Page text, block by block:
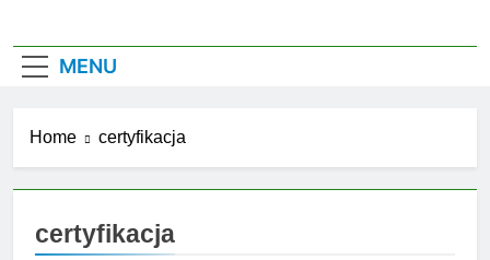
MENU
Home certyfikacja
certyfikacja